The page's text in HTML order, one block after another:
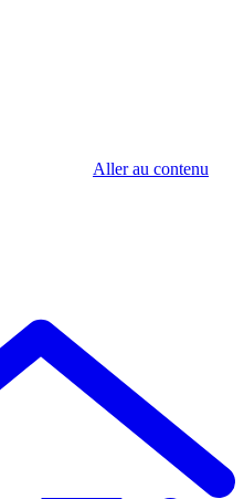
Aller au contenu